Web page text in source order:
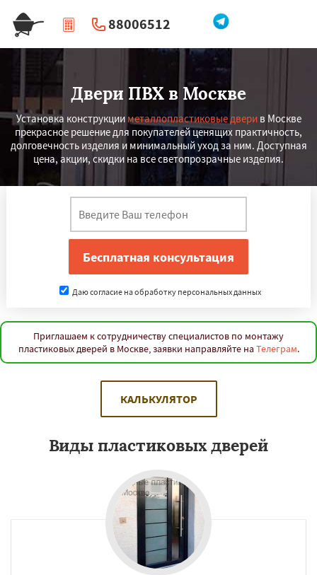
88006512
| Перезвоните мне
Двери ПВХ в Москве
Установка конструкции металлопластиковые дверив Москве
прекрасное решение для покупателей ценящих практичность,
долговечность изделия и минимальный уход за ним. Доступная
цена, акции, скидки на все светопрозрачные изделия.
Даю согласие на обработку персональных данных
Приглашаем к сотрудничеству специалистов по монтажу
пластиковых дверей в Москве, заявки направляйте на Телеграм.
КАЛЬКУЛЯТОР
Виды пластиковых дверей